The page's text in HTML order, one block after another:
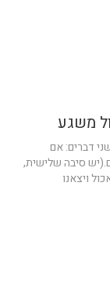
משגע
דברים: אם
סיבה שלישית,
ויצאנו